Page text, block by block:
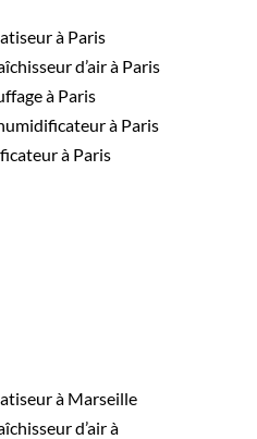
à Paris
d’air à Paris
à Paris
à Paris
à Paris
à Marseille
d’air à